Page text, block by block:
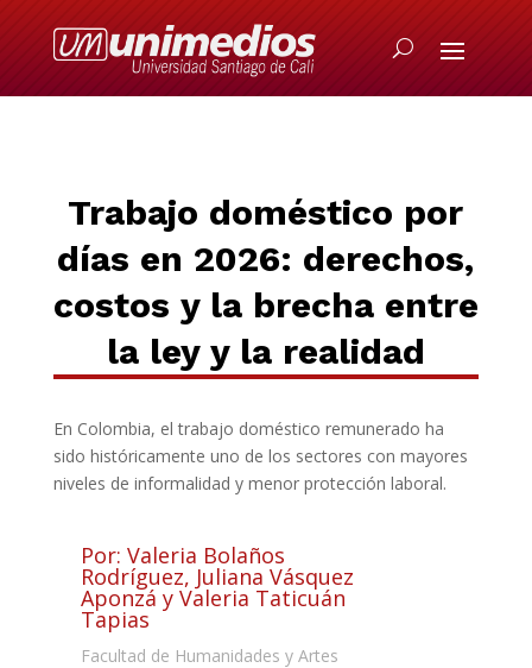
Trabajo doméstico por
días en 2026: derechos,
costos y la brecha entre
la ley y la realidad
En Colombia, el trabajo doméstico remunerado ha
sido históricamente uno de los sectores con mayores
niveles de informalidad y menor protección laboral.
Por: Valeria Bolaños
Rodríguez, Juliana Vásquez
Aponzá y Valeria Taticuán
Tapias
Facultad de Humanidades y Artes